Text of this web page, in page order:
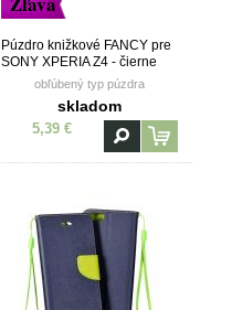
Púzdro knižkové FANCY pre
SONY XPERIA Z4 - čierne
obľúbený typ púzdra
skladom
5,39 €